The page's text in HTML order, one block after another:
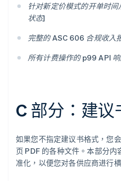
针对新定价模式的开单时
状态]
完整的 ASC 606 合规收入
所有计费操作的 p99 API
C 部分：建议
如果您不指定建议书格式，您
页 PDF 的各种文件。本部分
准化，以便您对各供应商进行